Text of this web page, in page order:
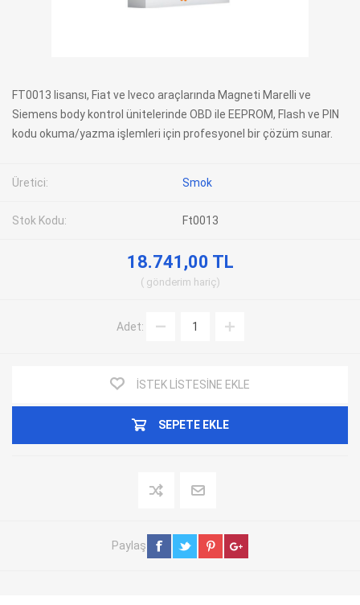
FT0013 lisansı, Fiat ve Iveco araçlarında Magneti Marelli ve
Siemens body kontrol ünitelerinde OBD ile EEPROM, Flash ve PIN
kodu okuma/yazma işlemleri için profesyonel bir çözüm sunar.
Üretici: Smok
Stok Kodu: Ft0013
18.741,00 TL
gönderim hariç
Adet:
İSTEK LISTESINE EKLE
SEPETE EKLE
Paylaş